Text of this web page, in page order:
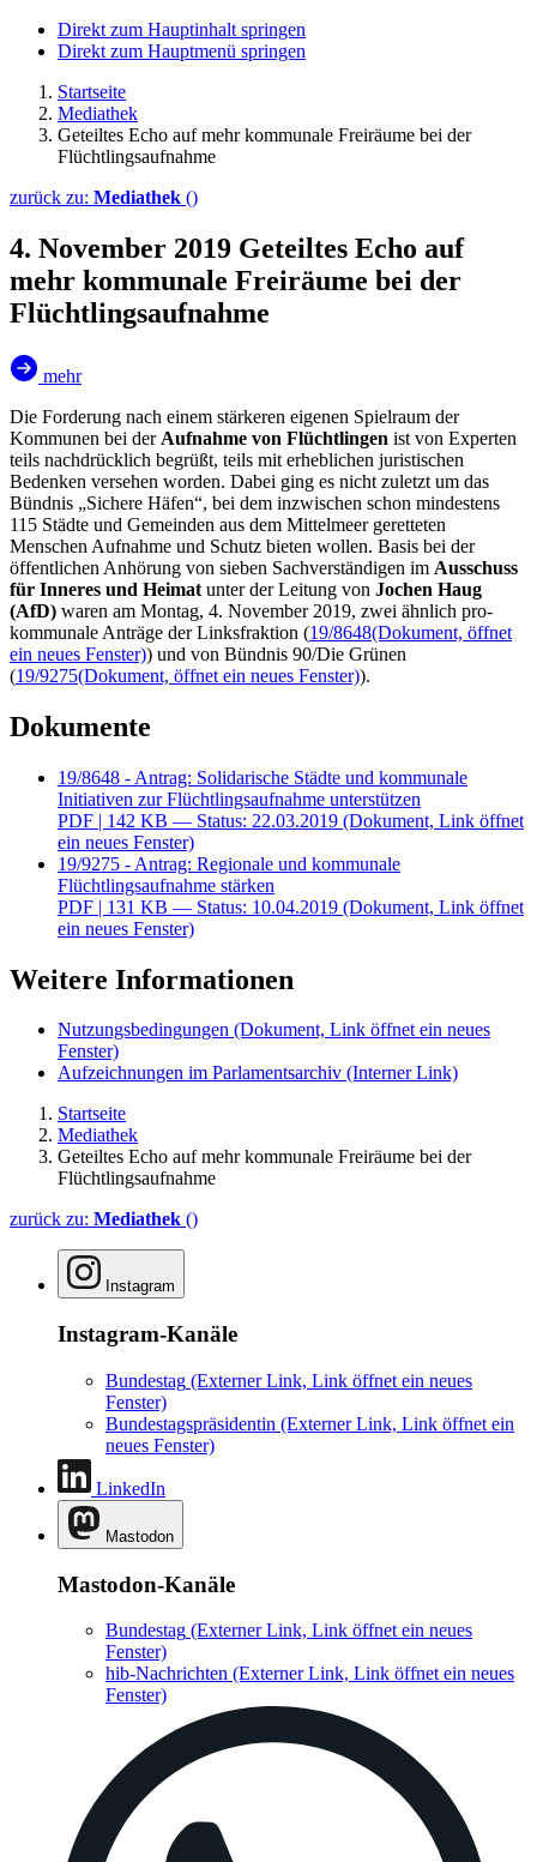
Direkt zum Hauptinhalt springen
Direkt zum Hauptmenü springen
Startseite
Mediathek
Geteiltes Echo auf mehr kommunale Freiräume bei der
Flüchtlingsaufnahme
zurück zu: Mediathek ()
4. November 2019 Geteiltes Echo auf
mehr kommunale Freiräume bei der
Flüchtlingsaufnahme
mehr
Die Forderung nach einem stärkeren eigenen Spielraum der
Kommunen bei der Aufnahme von Flüchtlingen ist von Experten
teils nachdrücklich begrüßt, teils mit erheblichen juristischen
Bedenken versehen worden. Dabei ging es nicht zuletzt um das
Bündnis „Sichere Häfen“, bei dem inzwischen schon mindestens
115 Städte und Gemeinden aus dem Mittelmeer geretteten
Menschen Aufnahme und Schutz bieten wollen. Basis bei der
öffentlichen Anhörung von sieben Sachverständigen im Ausschuss
für Inneres und Heimat unter der Leitung von Jochen Haug
(AfD) waren am Montag, 4. November 2019, zwei ähnlich pro-
kommunale Anträge der Linksfraktion (19/8648(Dokument, öffnet
ein neues Fenster)) und von Bündnis 90/Die Grünen
(19/9275(Dokument, öffnet ein neues Fenster)).
Dokumente
19/8648 - Antrag: Solidarische Städte und kommunale
Initiativen zur Flüchtlingsaufnahme unterstützen
PDF | 142 KB — Status: 22.03.2019 (Dokument, Link öffnet
ein neues Fenster)
19/9275 - Antrag: Regionale und kommunale
Flüchtlingsaufnahme stärken
PDF | 131 KB — Status: 10.04.2019 (Dokument, Link öffnet
ein neues Fenster)
Weitere Informationen
Nutzungsbedingungen (Dokument, Link öffnet ein neues
Fenster)
Aufzeichnungen im Parlamentsarchiv (Interner Link)
Startseite
Mediathek
Geteiltes Echo auf mehr kommunale Freiräume bei der
Flüchtlingsaufnahme
zurück zu: Mediathek ()
Instagram
Instagram-Kanäle
Bundestag (Externer Link, Link öffnet ein neues
Fenster)
Bundestagspräsidentin (Externer Link, Link öffnet ein
neues Fenster)
LinkedIn
Mastodon
Mastodon-Kanäle
Bundestag (Externer Link, Link öffnet ein neues
Fenster)
hib-Nachrichten (Externer Link, Link öffnet ein neues
Fenster)